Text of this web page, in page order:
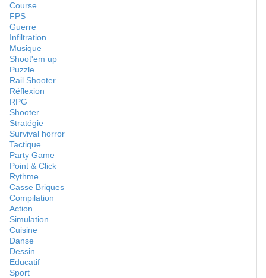
Course
FPS
Guerre
Infiltration
Musique
Shoot'em up
Puzzle
Rail Shooter
Réflexion
RPG
Shooter
Stratégie
Survival horror
Tactique
Party Game
Point & Click
Rythme
Casse Briques
Compilation
Action
Simulation
Cuisine
Danse
Dessin
Educatif
Sport